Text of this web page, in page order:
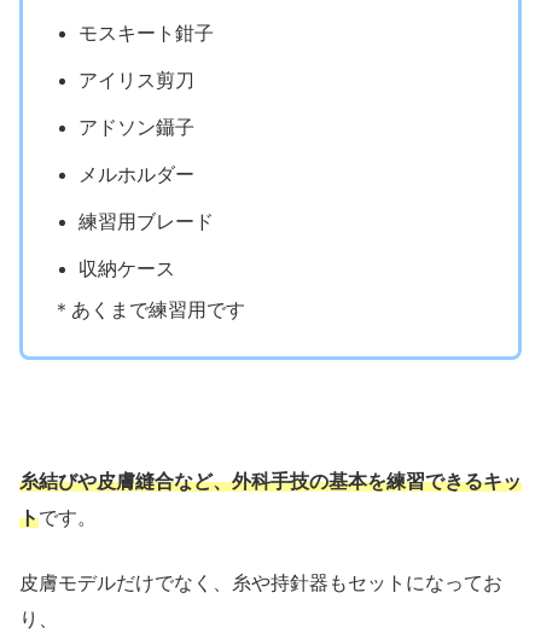
モスキート鉗子
アイリス剪刀
アドソン鑷子
メルホルダー
練習用ブレード
収納ケース
＊あくまで練習用です
糸結びや皮膚縫合など、外科手技の基本を練習できるキッ
トです。
皮膚モデルだけでなく、糸や持針器もセットになってお
り、